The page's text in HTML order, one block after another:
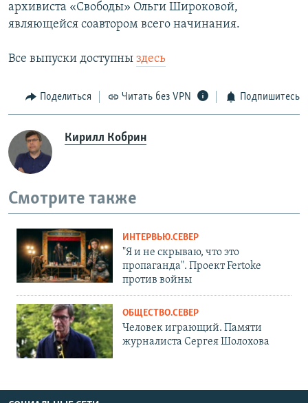
архивиста «Свободы» Ольги Широковой,
являющейся соавтором всего начинания.
Все выпуски доступны здесь
Поделиться Читать без VPN Подпишитесь
Кирилл Кобрин
Смотрите также
ИНТЕРВЬЮ.СЕВЕР
"Я и не скрываю, что это
пропаганда". Проект Fertoke
против войны
ОБЩЕСТВО.СЕВЕР
Человек играющий. Памяти
журналиста Сергея Шолохова